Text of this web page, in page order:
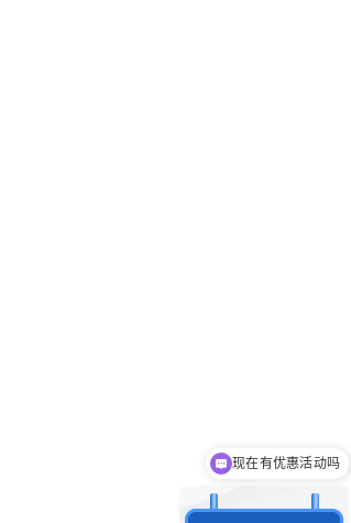
可以介绍下你们的产品么